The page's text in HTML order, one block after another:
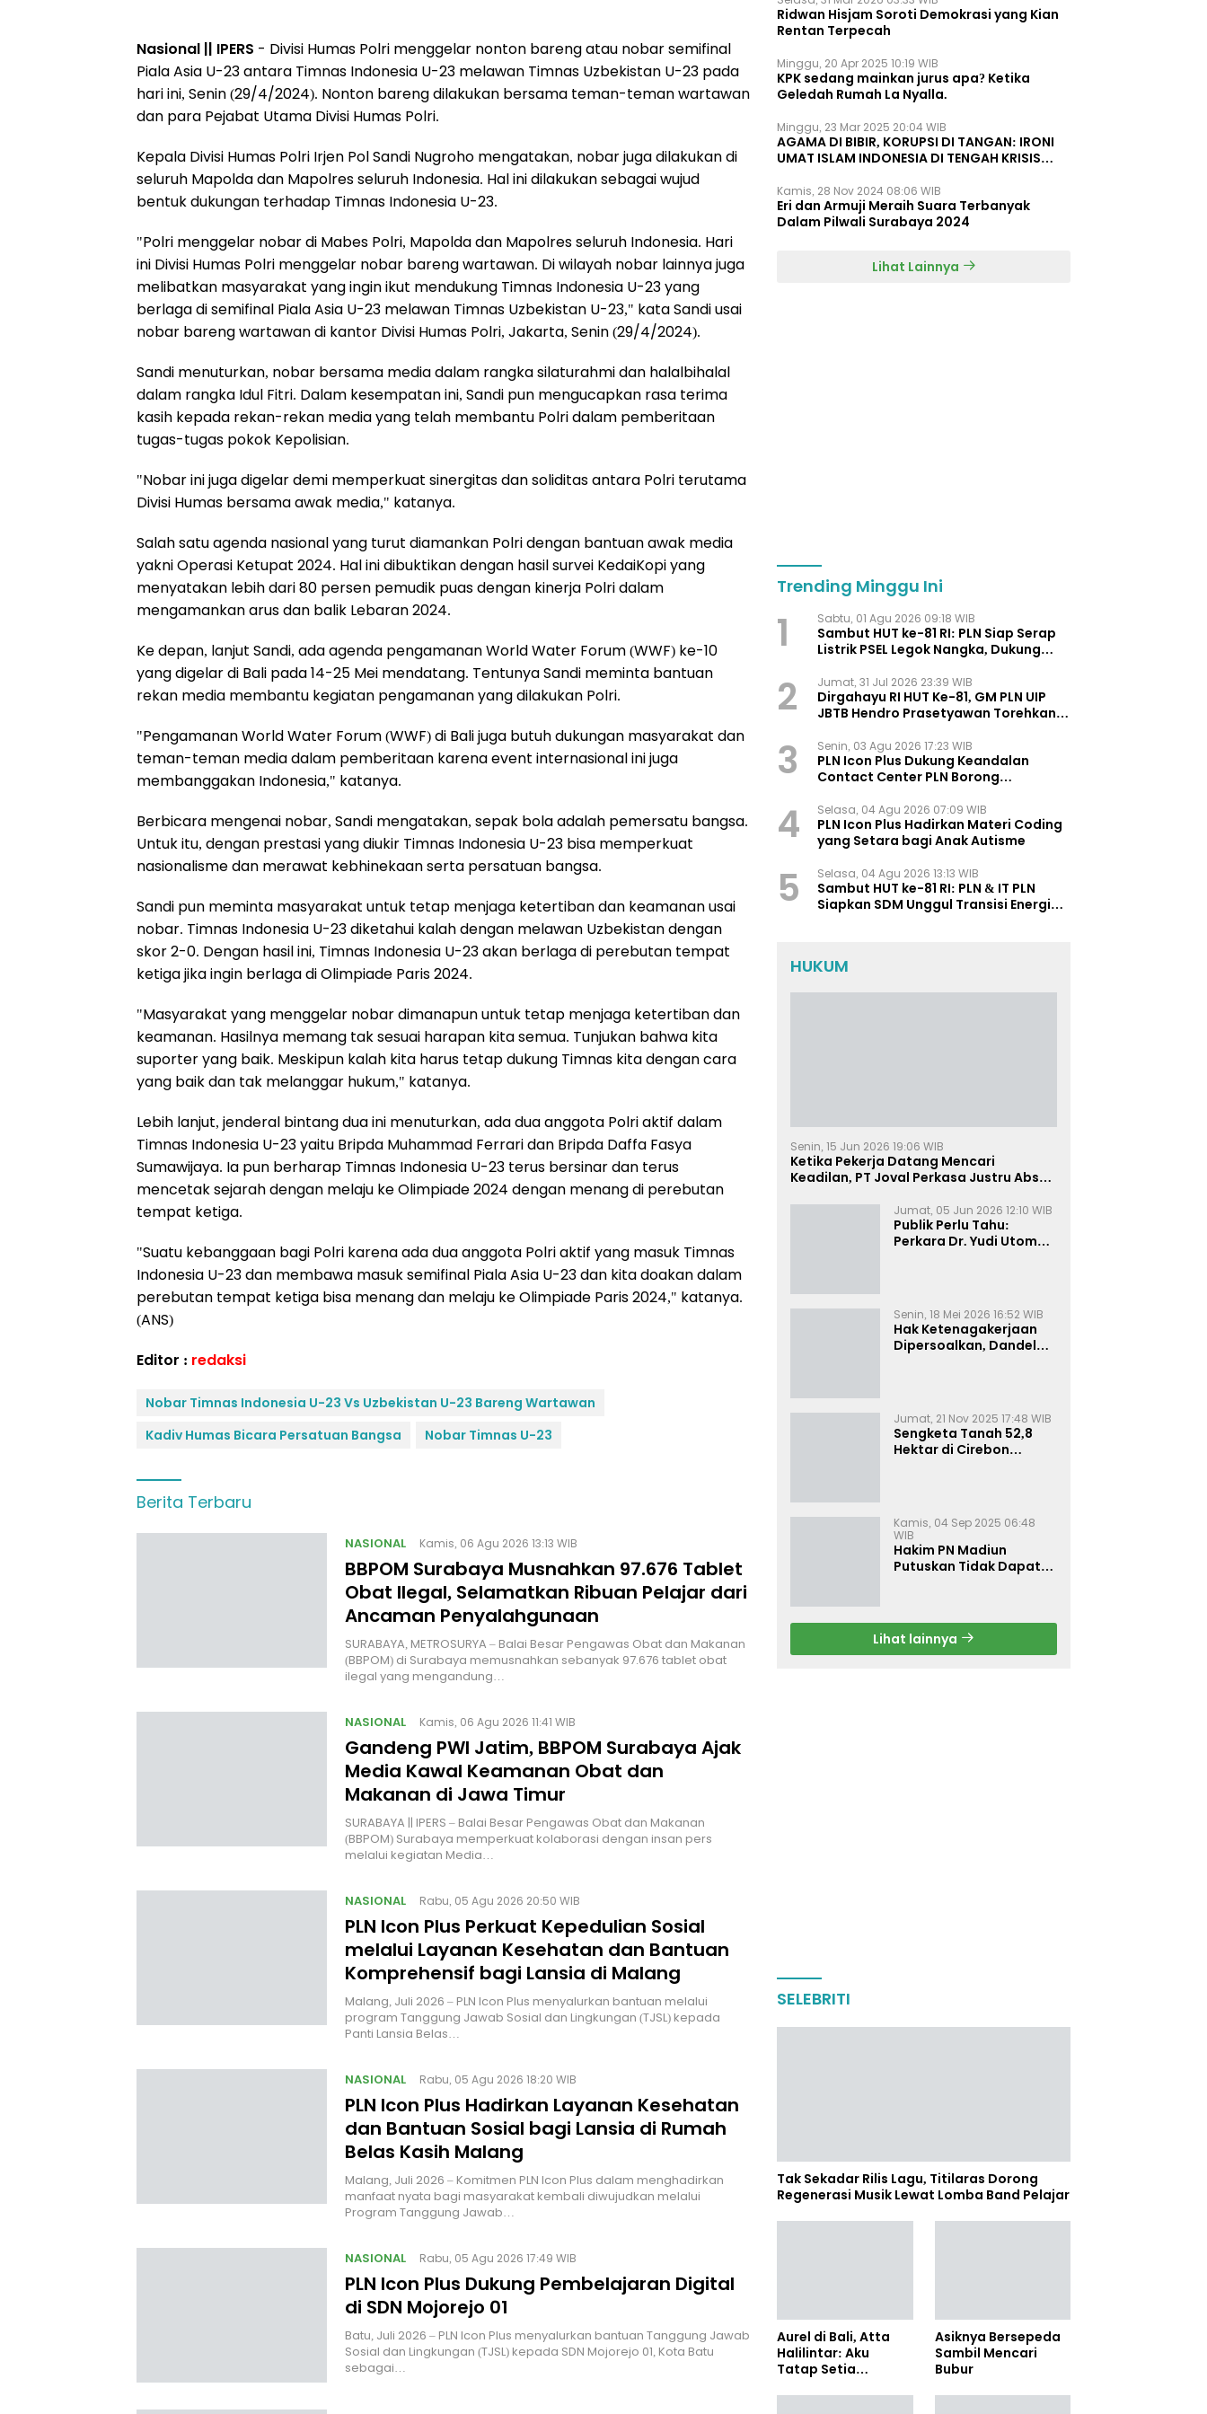
Nasional || IPERS - Divisi Humas Polri menggelar nonton bareng atau nobar semifinal
Piala Asia U-23 antara Timnas Indonesia U-23 melawan Timnas Uzbekistan U-23 pada
hari ini, Senin (29/4/2024). Nonton bareng dilakukan bersama teman-teman wartawan
dan para Pejabat Utama Divisi Humas Polri.
Kepala Divisi Humas Polri Irjen Pol Sandi Nugroho mengatakan, nobar juga dilakukan di
seluruh Mapolda dan Mapolres seluruh Indonesia. Hal ini dilakukan sebagai wujud
bentuk dukungan terhadap Timnas Indonesia U-23.
"Polri menggelar nobar di Mabes Polri, Mapolda dan Mapolres seluruh Indonesia. Hari
ini Divisi Humas Polri menggelar nobar bareng wartawan. Di wilayah nobar lainnya juga
melibatkan masyarakat yang ingin ikut mendukung Timnas Indonesia U-23 yang
berlaga di semifinal Piala Asia U-23 melawan Timnas Uzbekistan U-23," kata Sandi usai
nobar bareng wartawan di kantor Divisi Humas Polri, Jakarta, Senin (29/4/2024).
Sandi menuturkan, nobar bersama media dalam rangka silaturahmi dan halalbihalal
dalam rangka Idul Fitri. Dalam kesempatan ini, Sandi pun mengucapkan rasa terima
kasih kepada rekan-rekan media yang telah membantu Polri dalam pemberitaan
tugas-tugas pokok Kepolisian.
"Nobar ini juga digelar demi memperkuat sinergitas dan soliditas antara Polri terutama
Divisi Humas bersama awak media," katanya.
Salah satu agenda nasional yang turut diamankan Polri dengan bantuan awak media
yakni Operasi Ketupat 2024. Hal ini dibuktikan dengan hasil survei KedaiKopi yang
menyatakan lebih dari 80 persen pemudik puas dengan kinerja Polri dalam
mengamankan arus dan balik Lebaran 2024.
Ke depan, lanjut Sandi, ada agenda pengamanan World Water Forum (WWF) ke-10
yang digelar di Bali pada 14-25 Mei mendatang. Tentunya Sandi meminta bantuan
rekan media membantu kegiatan pengamanan yang dilakukan Polri.
"Pengamanan World Water Forum (WWF) di Bali juga butuh dukungan masyarakat dan
teman-teman media dalam pemberitaan karena event internasional ini juga
membanggakan Indonesia," katanya.
Berbicara mengenai nobar, Sandi mengatakan, sepak bola adalah pemersatu bangsa.
Untuk itu, dengan prestasi yang diukir Timnas Indonesia U-23 bisa memperkuat
nasionalisme dan merawat kebhinekaan serta persatuan bangsa.
Sandi pun meminta masyarakat untuk tetap menjaga ketertiban dan keamanan usai
nobar. Timnas Indonesia U-23 diketahui kalah dengan melawan Uzbekistan dengan
skor 2-0. Dengan hasil ini, Timnas Indonesia U-23 akan berlaga di perebutan tempat
ketiga jika ingin berlaga di Olimpiade Paris 2024.
"Masyarakat yang menggelar nobar dimanapun untuk tetap menjaga ketertiban dan
keamanan. Hasilnya memang tak sesuai harapan kita semua. Tunjukan bahwa kita
suporter yang baik. Meskipun kalah kita harus tetap dukung Timnas kita dengan cara
yang baik dan tak melanggar hukum," katanya.
Lebih lanjut, jenderal bintang dua ini menuturkan, ada dua anggota Polri aktif dalam
Timnas Indonesia U-23 yaitu Bripda Muhammad Ferrari dan Bripda Daffa Fasya
Sumawijaya. Ia pun berharap Timnas Indonesia U-23 terus bersinar dan terus
mencetak sejarah dengan melaju ke Olimpiade 2024 dengan menang di perebutan
tempat ketiga.
"Suatu kebanggaan bagi Polri karena ada dua anggota Polri aktif yang masuk Timnas
Indonesia U-23 dan membawa masuk semifinal Piala Asia U-23 dan kita doakan dalam
perebutan tempat ketiga bisa menang dan melaju ke Olimpiade Paris 2024," katanya.
(ANS)
Editor : redaksi
Nobar Timnas Indonesia U-23 Vs Uzbekistan U-23 Bareng Wartawan
Kadiv Humas Bicara Persatuan Bangsa
Nobar Timnas U-23
Berita Terbaru
NASIONAL Kamis, 06 Agu 2026 13:13 WIB
BBPOM Surabaya Musnahkan 97.676 Tablet
Obat Ilegal, Selamatkan Ribuan Pelajar dari
Ancaman Penyalahgunaan
SURABAYA, METROSURYA – Balai Besar Pengawas Obat dan Makanan
(BBPOM) di Surabaya memusnahkan sebanyak 97.676 tablet obat
ilegal yang mengandung…
NASIONAL Kamis, 06 Agu 2026 11:41 WIB
Gandeng PWI Jatim, BBPOM Surabaya Ajak
Media Kawal Keamanan Obat dan
Makanan di Jawa Timur
SURABAYA || IPERS – Balai Besar Pengawas Obat dan Makanan
(BBPOM) Surabaya memperkuat kolaborasi dengan insan pers
melalui kegiatan Media…
NASIONAL Rabu, 05 Agu 2026 20:50 WIB
PLN Icon Plus Perkuat Kepedulian Sosial
melalui Layanan Kesehatan dan Bantuan
Komprehensif bagi Lansia di Malang
Malang, Juli 2026 – PLN Icon Plus menyalurkan bantuan melalui
program Tanggung Jawab Sosial dan Lingkungan (TJSL) kepada
Panti Lansia Belas…
NASIONAL Rabu, 05 Agu 2026 18:20 WIB
PLN Icon Plus Hadirkan Layanan Kesehatan
dan Bantuan Sosial bagi Lansia di Rumah
Belas Kasih Malang
Malang, Juli 2026 – Komitmen PLN Icon Plus dalam menghadirkan
manfaat nyata bagi masyarakat kembali diwujudkan melalui
Program Tanggung Jawab…
NASIONAL Rabu, 05 Agu 2026 17:49 WIB
PLN Icon Plus Dukung Pembelajaran Digital
di SDN Mojorejo 01
Batu, Juli 2026 – PLN Icon Plus menyalurkan bantuan Tanggung Jawab
Sosial dan Lingkungan (TJSL) kepada SDN Mojorejo 01, Kota Batu
sebagai…
Ridwan Hisjam Soroti Demokrasi yang Kian
Rentan Terpecah
Minggu, 20 Apr 2025 10:19 WIB
KPK sedang mainkan jurus apa? Ketika
Geledah Rumah La Nyalla.
Minggu, 23 Mar 2025 20:04 WIB
AGAMA DI BIBIR, KORUPSI DI TANGAN: IRONI
UMAT ISLAM INDONESIA DI TENGAH KRISIS
Kamis, 28 Nov 2024 08:06 WIB
Eri dan Armuji Meraih Suara Terbanyak
Dalam Pilwali Surabaya 2024
Lihat Lainnya
Trending Minggu Ini
1 Sabtu, 01 Agu 2026 09:18 WIB
Sambut HUT ke-81 RI: PLN Siap Serap
Listrik PSEL Legok Nangka, Dukung
2 Jumat, 31 Jul 2026 23:39 WIB
Dirgahayu RI HUT Ke-81, GM PLN UIP
JBTB Hendro Prasetyawan Torehkan
Energi Regional.
3 Senin, 03 Agu 2026 17:23 WIB
PLN Icon Plus Dukung Keandalan
Contact Center PLN Borong
4 Selasa, 04 Agu 2026 07:09 WIB
PLN Icon Plus Hadirkan Materi Coding
yang Setara bagi Anak Autisme
5 Selasa, 04 Agu 2026 13:13 WIB
Sambut HUT ke-81 RI: PLN & IT PLN
Siapkan SDM Unggul Transisi Energi
HUKUM
Senin, 15 Jun 2026 19:06 WIB
Ketika Pekerja Datang Mencari
Keadilan, PT Joval Perkasa Justru Absen
Jumat, 05 Jun 2026 12:10 WIB
Publik Perlu Tahu:
Perkara Dr. Yudi Utomo
Resmi
Senin, 18 Mei 2026 16:52 WIB
Hak Ketenagakerjaan
Dipersoalkan, Dandel
Jumat, 21 Nov 2025 17:48 WIB
Sengketa Tanah 52,8
Hektar di Cirebon
Kamis, 04 Sep 2025 06:48
WIB
Hakim PN Madiun
Putuskan Tidak Dapat
Lihat lainnya
SELEBRITI
Tak Sekadar Rilis Lagu, Titilaras Dorong
Regenerasi Musik Lewat Lomba Band Pelajar
Aurel di Bali, Atta
Halilintar: Aku
Tatap Setia
Asiknya Bersepeda
Sambil Mencari
Bubur